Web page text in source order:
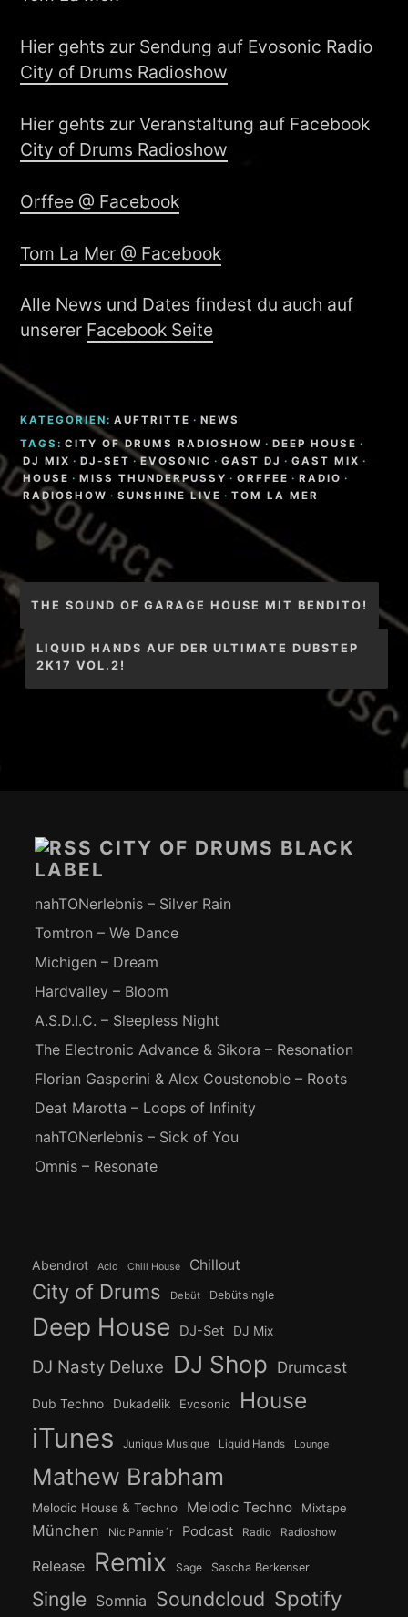
Hier gehts zur Sendung auf Evosonic Radio
City of Drums Radioshow
Hier gehts zur Veranstaltung auf Facebook
City of Drums Radioshow
Orffee @ Facebook
Tom La Mer @ Facebook
Alle News und Dates findest du auch auf
unserer Facebook Seite
KATEGORIEN: AUFTRITTE · NEWS
TAGS: CITY OF DRUMS RADIOSHOW · DEEP HOUSE ·
DJ MIX · DJ-SET · EVOSONIC · GAST DJ · GAST MIX ·
HOUSE · MISS THUNDERPUSSY · ORFFEE · RADIO ·
RADIOSHOW · SUNSHINE LIVE · TOM LA MER
Beitragsnavigation
THE SOUND OF GARAGE HOUSE MIT BENDITO!
LIQUID HANDS AUF DER ULTIMATE DUBSTEP
2K17 VOL.2!
CITY OF DRUMS BLACK
LABEL
nahTONerlebnis – Silver Rain
Tomtron – We Dance
Michigen – Dream
Hardvalley – Bloom
A.S.D.I.C. – Sleepless Night
The Electronic Advance & Sikora – Resonation
Florian Gasperini & Alex Coustenoble – Roots
Deat Marotta – Loops of Infinity
nahTONerlebnis – Sick of You
Omnis – Resonate
Abendrot Acid Chill House Chillout
City of Drums Debüt Debütsingle
Deep House DJ-Set DJ Mix
DJ Nasty Deluxe DJ Shop Drumcast
Dub Techno Dukadelik Evosonic House
iTunes Junique Musique Liquid Hands Lounge
Mathew Brabham
Melodic House & Techno Melodic Techno Mixtape
München Nic Pannie´r Podcast Radio Radioshow
Release Remix Sage Sascha Berkenser
Single Somnia Soundcloud Spotify